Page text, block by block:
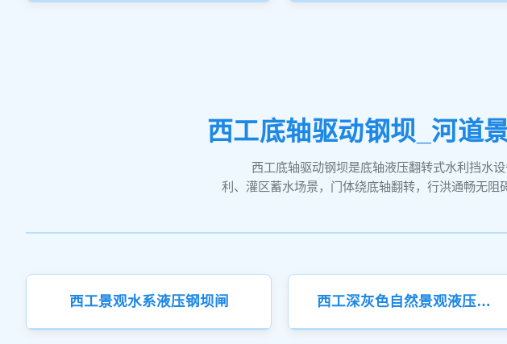
西工底轴驱动钢坝_河道
西工底轴驱动钢坝是底轴液压翻转式水利挡水
利、灌区蓄水场景，门体绕底轴翻转，行洪通畅无
西工景观水系液压钢坝闸 西工深灰色自然景观液压钢坝